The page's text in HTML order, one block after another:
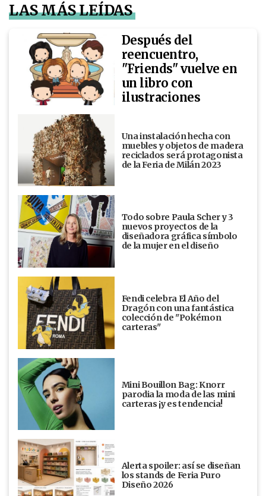
LAS MÁS LEÍDAS
Después del
reencuentro,
"Friends" vuelve en
un libro con
ilustraciones
Una instalación hecha con
muebles y objetos de madera
reciclados será protagonista
de la Feria de Milán 2023
Todo sobre Paula Scher y 3
nuevos proyectos de la
diseñadora gráfica símbolo
de la mujer en el diseño
Fendi celebra El Año del
Dragón con una fantástica
colección de "Pokémon
carteras"
Mini Bouillon Bag: Knorr
parodia la moda de las mini
carteras ¡y es tendencia!
Alerta spoiler: así se diseñan
los stands de Feria Puro
Diseño 2026